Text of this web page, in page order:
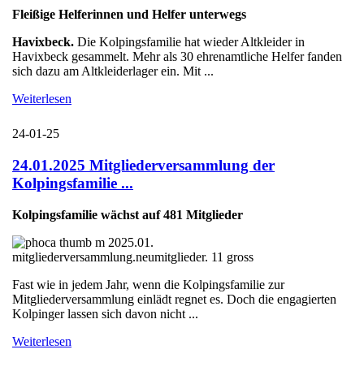
Fleißige Helferinnen und Helfer unterwegs
Havixbeck. Die Kolpingsfamilie hat wieder Altkleider in
Havixbeck gesammelt. Mehr als 30 ehrenamtliche Helfer fanden
sich dazu am Altkleiderlager ein. Mit ...
Weiterlesen
24-01-25
24.01.2025 Mitgliederversammlung der
Kolpingsfamilie ...
Kolpingsfamilie wächst auf 481 Mitglieder
Fast wie in jedem Jahr, wenn die Kolpingsfamilie zur
Mitgliederversammlung einlädt regnet es. Doch die engagierten
Kolpinger lassen sich davon nicht ...
Weiterlesen